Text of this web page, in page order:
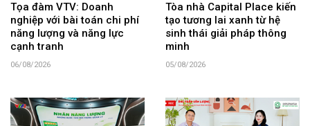
Tọa đàm VTV: Doanh
nghiệp với bài toán chi phí
năng lượng và năng lực
cạnh tranh
06/08/2026
Tòa nhà Capital Place kiến
tạo tương lai xanh từ hệ
sinh thái giải pháp thông
minh
05/08/2026